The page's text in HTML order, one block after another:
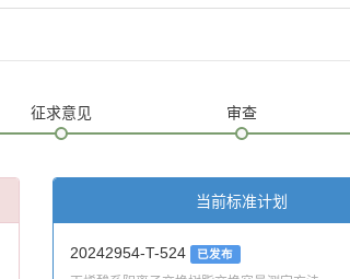
征求意见 审查
当前标准计划
20242954-T-524 已发布